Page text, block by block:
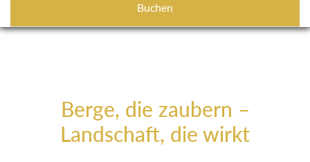
Buchen
Berge, die zaubern –
Landschaft, die wirkt